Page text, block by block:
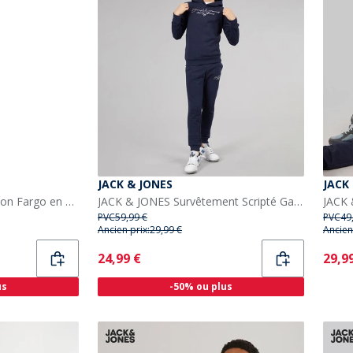
Bench Survêtement Garçon Fargo en Polaire cargo anthracite
JACK & JONES
JACK & JONES Survêtement Scripté Garçon Blazer Bleu Marine
PVC59,99 €
Ancien prix:29,99 €
Current
24,99 €
-50% ou plus
PVC